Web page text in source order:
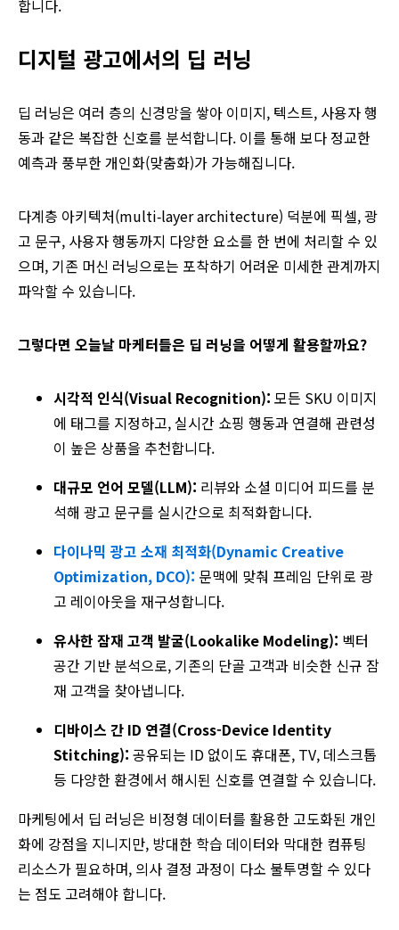
합니다.
디지털 광고에서의 딥 러닝
딥 러닝은 여러 층의 신경망을 쌓아 이미지, 텍스트, 사용자 행
동과 같은 복잡한 신호를 분석합니다. 이를 통해 보다 정교한
예측과 풍부한 개인화(맞춤화)가 가능해집니다.
다계층 아키텍처(multi‑layer architecture) 덕분에 픽셀, 광
고 문구, 사용자 행동까지 다양한 요소를 한 번에 처리할 수 있
으며, 기존 머신 러닝으로는 포착하기 어려운 미세한 관계까지
파악할 수 있습니다.
그렇다면 오늘날 마케터들은 딥 러닝을 어떻게 활용할까요?
시각적 인식(Visual Recognition): 모든 SKU 이미지
에 태그를 지정하고, 실시간 쇼핑 행동과 연결해 관련성
이 높은 상품을 추천합니다.
대규모 언어 모델(LLM): 리뷰와 소셜 미디어 피드를 분
석해 광고 문구를 실시간으로 최적화합니다.
다이나믹 광고 소재 최적화(Dynamic Creative
Optimization, DCO): 문맥에 맞춰 프레임 단위로 광
고 레이아웃을 재구성합니다.
유사한 잠재 고객 발굴(Lookalike Modeling): 벡터
공간 기반 분석으로, 기존의 단골 고객과 비슷한 신규 잠
재 고객을 찾아냅니다.
디바이스 간 ID 연결(Cross-Device Identity
Stitching): 공유되는 ID 없이도 휴대폰, TV, 데스크톱
등 다양한 환경에서 해시된 신호를 연결할 수 있습니다.
마케팅에서 딥 러닝은 비정형 데이터를 활용한 고도화된 개인
화에 강점을 지니지만, 방대한 학습 데이터와 막대한 컴퓨팅
리소스가 필요하며, 의사 결정 과정이 다소 불투명할 수 있다
는 점도 고려해야 합니다.